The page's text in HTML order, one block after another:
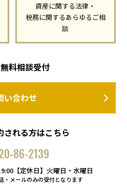
資産に関する法律・
税務に関するあらゆるご相
談
料相談受付
い合わせ
される方はこちら
86-2139
【定休日】火曜日・水曜日
・メールのみの受付となります